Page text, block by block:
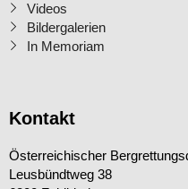
Videos
Bildergalerien
In Memoriam
Kontakt
Österreichischer
Leusbündtweg 38